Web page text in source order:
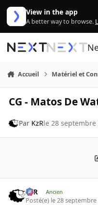
Aller au contenu
View in the app
A better way to browse.
Accueil Matériel et
CG - Matos De
Par KzRle 28 septembre
KzR Ancien
Posté(e) le 28 septembre